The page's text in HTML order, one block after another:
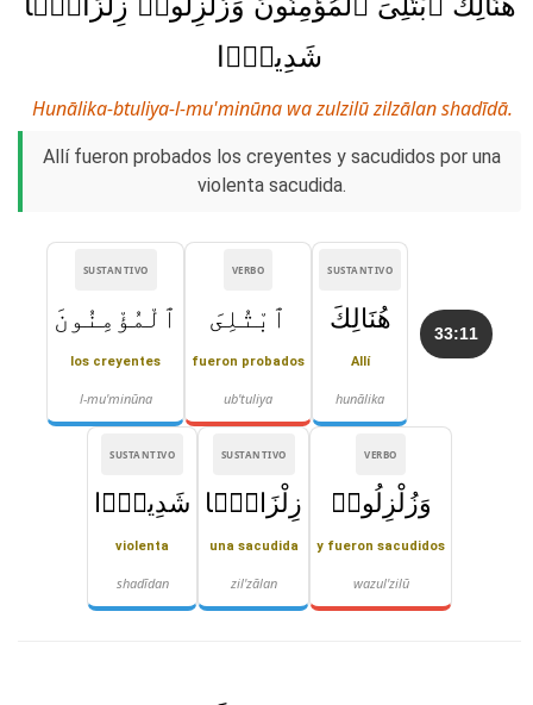
شَدِيدًۭا
Hunālika-btuliya-l-mu'minūna wa zulzilū zilzālan shadīdā.
Allí fueron probados los creyentes y sacudidos por una
violenta sacudida.
33:11
SUSTANTIVO
هُنَالِكَ
Allí
hunālika
VERBO
ٱبْتُلِىَ
fueron probados
ub'tuliya
SUSTANTIVO
ٱلْمُؤْمِنُونَ
los creyentes
l-mu'minūna
VERBO
وَزُلْزِلُوا۟
y fueron sacudidos
wazul'zilū
SUSTANTIVO
زِلْزَالًۭا
una sacudida
zil'zālan
SUSTANTIVO
شَدِيدًۭا
violenta
shadīdan